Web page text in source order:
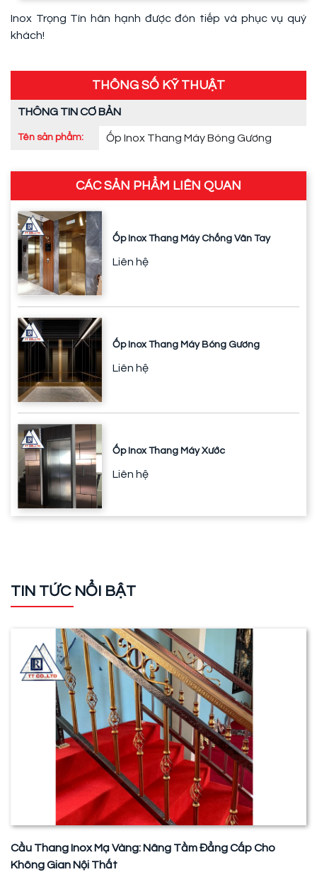
Inox Trọng Tín hân hạnh được đón tiếp và phục vụ quý
khách!
THÔNG SỐ KỸ THUẬT
THÔNG TIN CƠ BẢN
Tên sản phẩm: Ốp Inox Thang Máy Bóng Gương
CÁC SẢN PHẨM LIÊN QUAN
Ốp Inox Thang Máy Chống Vân Tay
Liên hệ
Ốp Inox Thang Máy Bóng Gương
Liên hệ
Ốp Inox Thang Máy Xước
Liên hệ
TIN TỨC NỔI BẬT
Cầu Thang Inox Mạ Vàng: Nâng Tầm Đẳng Cấp Cho
Không Gian Nội Thất